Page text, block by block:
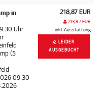
in
Uhr
(5
09:30
218,87 EUR
213,87 EUR
inkl. Ausstattung
LEIDER
AUSGEBUCHT